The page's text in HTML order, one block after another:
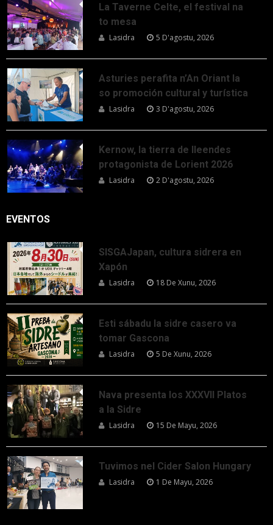
La Taverne Celte, el festival na
to mesa
Lasidra 5 D'agostu, 2026
Asturies perafita n’An Oriant la
so promoción cultural y turística
Lasidra 3 D'agostu, 2026
Kernow, la tierra de lleendes
protagonista de Lorient 2026
Lasidra 2 D'agostu, 2026
EVENTOS
SISGAJapan, cultura sidrera en
Xapón
Lasidra 18 De Xunu, 2026
Esti sábadu la sidre casero va
tomar Gascona
Lasidra 5 De Xunu, 2026
Nava presenta los XXXVII Platos
a la Sidre
Lasidra 15 De Mayu, 2026
Tuvimos nel Cider Salon Hungary
Lasidra 1 De Mayu, 2026